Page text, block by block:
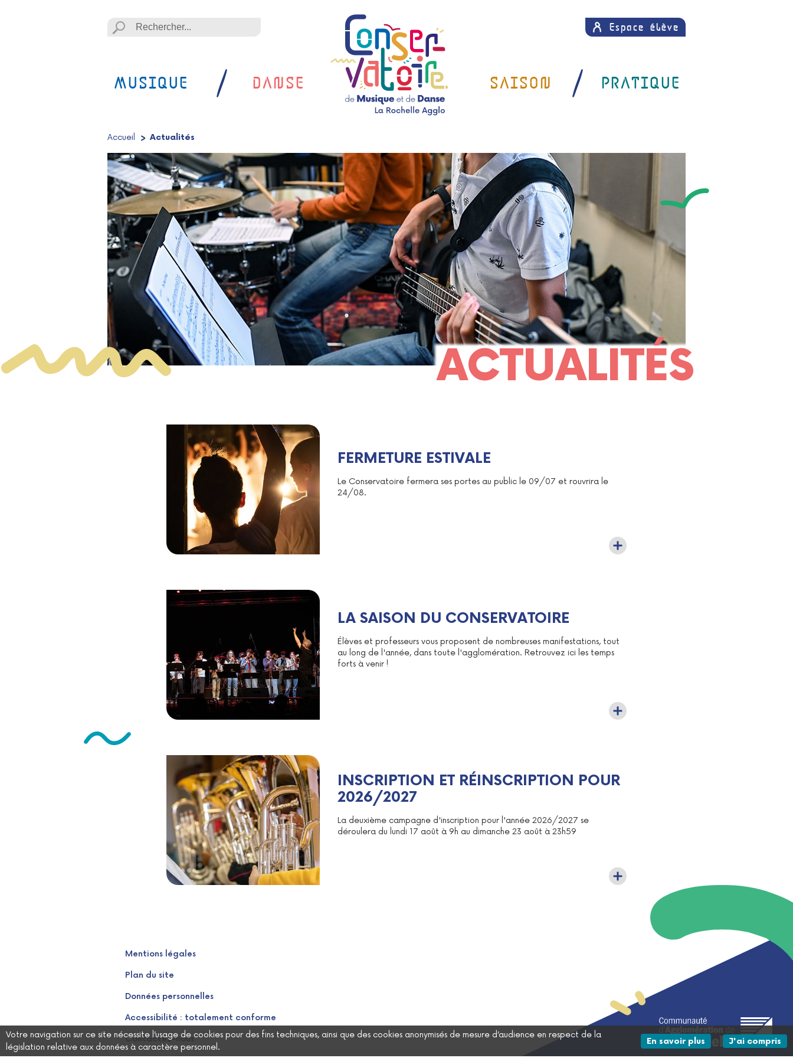
Votre navigation sur ce site nécessite l’usage de cookies pour des fins techniques, ainsi que des cookies anonymisés de mesure d’audience en respect de la
législation relative aux données à caractère personnel.
En savoir plus sur les données
J'ai compris
Lancer la recheche
Lancer la recherche Espace élève
MUSIQUE DANSE SAISON PRATIQUE
Accueil Actualités
ACTUALITÉS
FERMETURE ESTIVALE
Le Conservatoire fermera ses portes au public le 09/07 et rouvrira le
24/08.
LA SAISON DU CONSERVATOIRE
Élèves et professeurs vous proposent de nombreuses manifestations, tout
au long de l'année, dans toute l'agglomération. Retrouvez ici les temps
forts à venir !
INSCRIPTION ET RÉINSCRIPTION POUR
2026/2027
La deuxième campagne d'inscription pour l'année 2026/2027 se
déroulera du lundi 17 août à 9h au dimanche 23 août à 23h59
Mentions légales
Plan du site
Données personnelles
Accessibilité : totalement conforme
Contactez-nous